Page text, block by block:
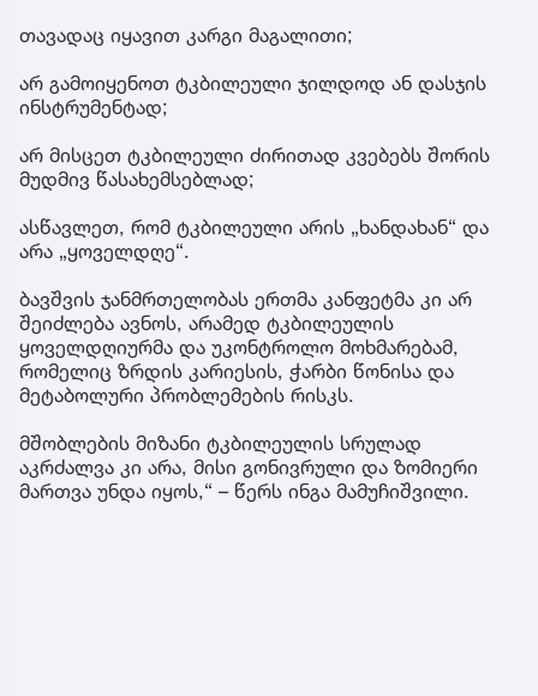
თავადაც იყავით კარგი მაგალითი;
არ გამოიყენოთ ტკბილეული ჯილდოდ ან დასჯის
ინსტრუმენტად;
არ მისცეთ ტკბილეული ძირითად კვებებს შორის
მუდმივ წასახემსებლად;
ასწავლეთ, რომ ტკბილეული არის „ხანდახან“ და
არა „ყოველდღე“.
ბავშვის ჯანმრთელობას ერთმა კანფეტმა კი არ
შეიძლება ავნოს, არამედ ტკბილეულის
ყოველდღიურმა და უკონტროლო მოხმარებამ,
რომელიც ზრდის კარიესის, ჭარბი წონისა და
მეტაბოლური პრობლემების რისკს.
მშობლების მიზანი ტკბილეულის სრულად
აკრძალვა კი არა, მისი გონივრული და ზომიერი
მართვა უნდა იყოს,“ – წერს ინგა მამუჩიშვილი.